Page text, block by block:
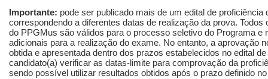
Importante: pode ser publicado mais de um edital de proficiência
correspondendo a diferentes datas de realização da prova.
do PPGMus são válidos para o processo seletivo do Programa e
adicionais para a realização do exame. No entanto, a aprovação
obtida e apresentada dentro dos prazos estabelecidos no edital
candidato(a) verificar as datas-limite para comprovação da
sendo possível utilizar resultados obtidos após o prazo definido